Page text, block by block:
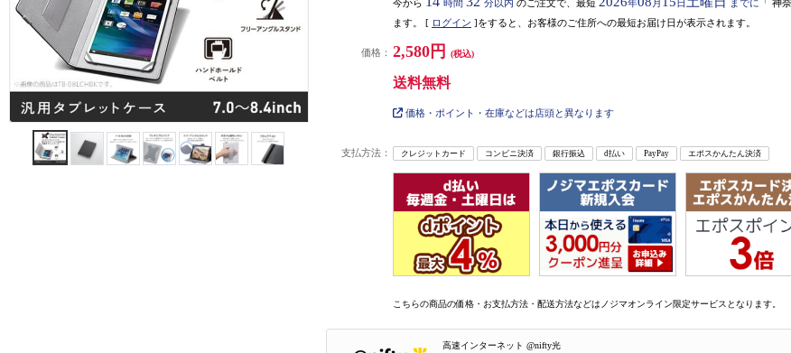
今から 時間 分以内 のご注文で、最短 年 月 日 までに 「 神
ます。 [ ログイン ]をすると、お客様のご住所への最短お届け日が表示されます。
価格： 2,580円 (税込)
送料無料
価格・ポイント・在庫などは店頭と異なります
支払方法： クレジットカード コンビニ決済 銀行振込 d払い PayPay エポスかんたん決済
こちらの商品の価格・お支払方法・配送方法などはノジマオンライン限定サービスとなります。
高速インターネット @nifty光